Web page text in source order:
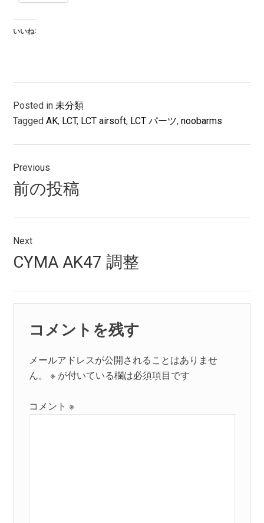
いいね:
Posted in 未分類
TaggedAK, LCT, LCT airsoft, LCT パーツ,noobarms
投
稿
ナ
ビ
ゲ
ー
シ
ョ
ン
Previous
Previous
post:
前の投稿
Next
Next
post:
CYMA AK47 調整
コメントを残す
メールアドレスが公開されることはありませ
ん。
※ が付いている欄は必須項目です
コメント※